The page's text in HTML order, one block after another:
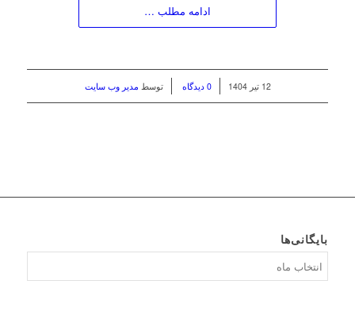
ادامه مطلب …
12 تیر 1404/ 0 دیدگاه توسط مدیر وب سایت
بایگانی‌ها